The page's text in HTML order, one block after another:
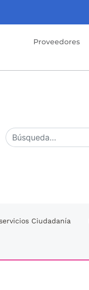
Proveedores
Ciudadanía